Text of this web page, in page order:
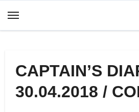
Inhalt
CAPTAIN’S
30.04.2018 /